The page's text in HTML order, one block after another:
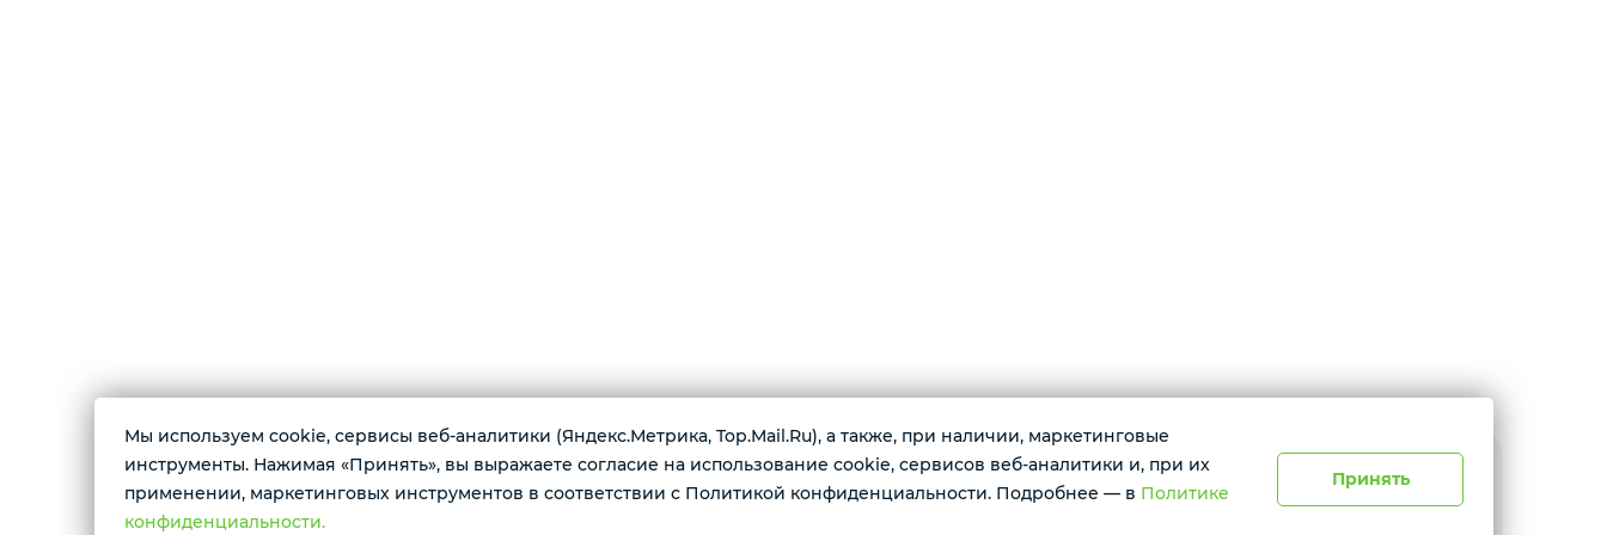
О магазине
Магазин цифровой электроники. В продаже имеются по доступным ценам:
смартфоны, планшеты, смарт-часы, беспроводные наушники, ноутбуки, игровые
г. Красноярск, ул. Абытаевская 2, офис 337
Мы используем cookie, сервисы веб-аналитики (Яндекс.Метрика, Top.Mail.Ru), а также, при наличии, маркетинговые
инструменты. Нажимая «Принять», вы выражаете согласие на использование cookie, сервисов веб-аналитики и, при их
применении, маркетинговых инструментов в соответствии с Политикой конфиденциальности. Подробнее — в Политике
конфиденциальности.
Принять